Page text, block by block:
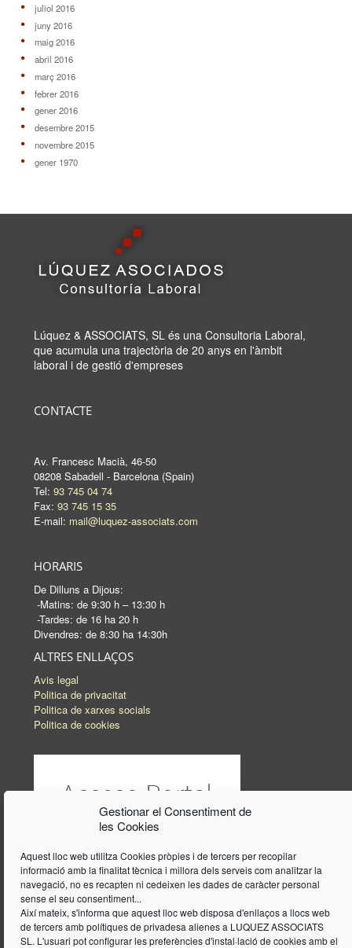
Gestionar el Consentiment de
les Cookies
Aquest lloc web utilitza Cookies pròpies i de tercers per recopilar
informació amb la finalitat tècnica i millora dels serveis com analitzar la
navegació, no es recapten ni cedeixen les dades de caràcter personal
sense el seu consentiment...
Així mateix, s'informa que aquest lloc web disposa d'enllaços a llocs web
de tercers amb polítiques de privadesa alienes a LUQUEZ ASSOCIATS
SL. L'usuari pot configurar les preferències d'instal·lació de cookies amb el
juliol 2016
juny 2016
maig 2016
abril 2016
març 2016
febrer 2016
gener 2016
desembre 2015
novembre 2015
gener 1970
Lúquez & ASSOCIATS, SL és una Consultoria Laboral,
que acumula una trajectòria de 20 anys en l'àmbit
laboral i de gestió d'empreses
CONTACTE
Av. Francesc Macià, 46-50
08208 Sabadell - Barcelona (Spain)
Tel: 93 745 04 74
Fax: 93 745 15 35
E-mail: mail@luquez-associats.com
HORARIS
De Dilluns a Dijous:
-Matins: de 9:30 h – 13:30 h
-Tardes: de 16 ha 20 h
Divendres: de 8:30 ha 14:30h
ALTRES ENLLAÇOS
Avis legal
Politica de privacitat
Politica de xarxes socials
Politica de cookies